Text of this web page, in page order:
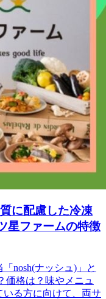
に配慮した冷凍
星ファームの特徴
nosh(ナッシュ)」と
価格は？味やメニュ
る方に向けて、両サ